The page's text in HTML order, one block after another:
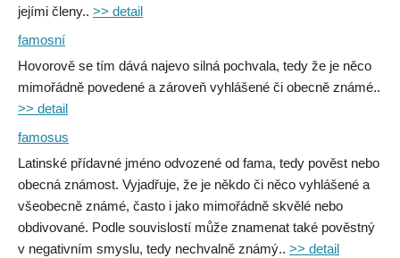
jejími členy.. >> detail
famosní
Hovorově se tím dává najevo silná pochvala, tedy že je něco
mimořádně povedené a zároveň vyhlášené či obecně známé..
>> detail
famosus
Latinské přídavné jméno odvozené od fama, tedy pověst nebo
obecná známost. Vyjadřuje, že je někdo či něco vyhlášené a
všeobecně známé, často i jako mimořádně skvělé nebo
obdivované. Podle souvislostí může znamenat také pověstný
v negativním smyslu, tedy nechvalně známý.. >> detail